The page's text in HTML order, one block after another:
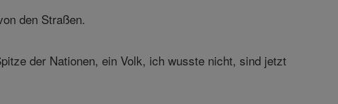
den Straßen.
der Nationen, ein Volk, ich wusste nicht, sind jetzt